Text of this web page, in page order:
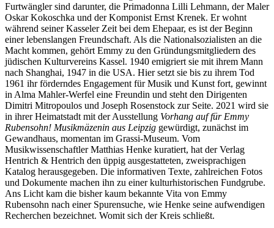
Furtwängler sind darunter, die Primadonna Lilli Lehmann, der Maler
Oskar Kokoschka und der Komponist Ernst Krenek. Er wohnt
während seiner Kasseler Zeit bei dem Ehepaar, es ist der Beginn
einer lebenslangen Freundschaft. Als die Nationalsozialisten an die
Macht kommen, gehört Emmy zu den Gründungsmitgliedern des
jüdischen Kulturvereins Kassel. 1940 emigriert sie mit ihrem Mann
nach Shanghai, 1947 in die USA. Hier setzt sie bis zu ihrem Tod
1961 ihr förderndes Engagement für Musik und Kunst fort, gewinnt
in Alma Mahler-Werfel eine Freundin und steht den Dirigenten
Dimitri Mitropoulos und Joseph Rosenstock zur Seite. 2021 wird sie
in ihrer Heimatstadt mit der Ausstellung Vorhang auf für Emmy
Rubensohn! Musikmäzenin aus Leipzig gewürdigt, zunächst im
Gewandhaus, momentan im Grassi-Museum. Vom
Musikwissenschaftler Matthias Henke kuratiert, hat der Verlag
Hentrich & Hentrich den üppig ausgestatteten, zweisprachigen
Katalog herausgegeben. Die informativen Texte, zahlreichen Fotos
und Dokumente machen ihn zu einer kulturhistorischen Fundgrube.
Ans Licht kam die bisher kaum bekannte Vita von Emmy
Rubensohn nach einer Spurensuche, wie Henke seine aufwendigen
Recherchen bezeichnet. Womit sich der Kreis schließt.